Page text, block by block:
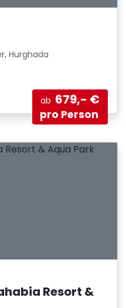
Hurghada
ab 679,- €
pro Person
Resort &